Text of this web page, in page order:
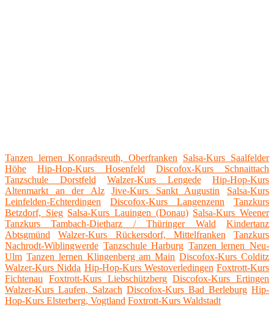
Tanzen lernen Konradsreuth, Oberfranken
Salsa-Kurs Saalfelder
Höhe
Hip-Hop-Kurs Hosenfeld
Discofox-Kurs Schnaittach
Tanzschule Dorstfeld
Walzer-Kurs Lengede
Hip-Hop-Kurs
Altenmarkt an der Alz
Jive-Kurs Sankt Augustin
Salsa-Kurs
Leinfelden-Echterdingen
Discofox-Kurs Langenzenn
Tanzkurs
Betzdorf, Sieg Salsa-Kurs Lauingen (Donau) Salsa-Kurs Weener
Tanzkurs Tambach-Dietharz / Thüringer Wald
Kindertanz
Abtsgmünd
Walzer-Kurs Rückersdorf, Mittelfranken
Tanzkurs
Nachrodt-Wiblingwerde Tanzschule Harburg Tanzen lernen Neu-
Ulm Tanzen lernen Klingenberg am Main Discofox-Kurs Colditz
Walzer-Kurs Nidda Hip-Hop-Kurs Westoverledingen Foxtrott-Kurs
Fichtenau
Foxtrott-Kurs Liebschützberg Discofox-Kurs Ertingen
Walzer-Kurs Laufen, Salzach Discofox-Kurs Bad Berleburg Hip-
Hop-Kurs Elsterberg, Vogtland Foxtrott-Kurs Waldstadt